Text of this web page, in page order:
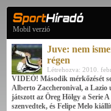
Mobil verzió
Juve: nem
régen
Létrehozva: 2010.
VIDEÓ! Második mérkőzését
Alberto Zaccheronival, a Lazio
játszott az Öreg Hölgy a Serie
szenvedtek, és Felipe Melo